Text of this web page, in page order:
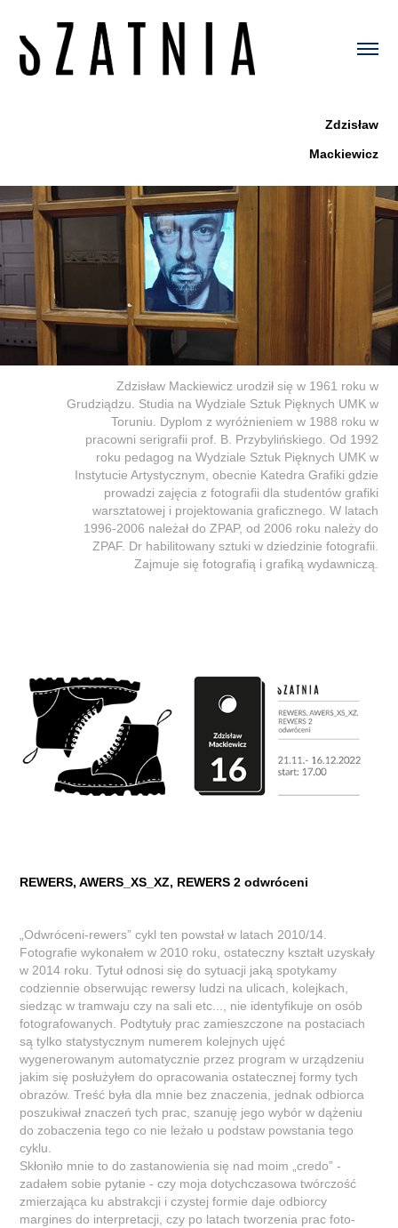
Zdzisław
Mackiewicz
Zdzisław Mackiewicz urodził się w 1961 roku w
Grudziądzu. Studia na Wydziale Sztuk Pięknych UMK w
Toruniu. Dyplom z wyróżnieniem w 1988 roku w
pracowni serigrafii prof. B. Przybylińskiego. Od 1992
roku pedagog na Wydziale Sztuk Pięknych UMK w
Instytucie Artystycznym, obecnie Katedra Grafiki gdzie
prowadzi zajęcia z fotografii dla studentów grafiki
warsztatowej i projektowania graficznego. W latach
1996-2006 należał do ZPAP, od 2006 roku należy do
ZPAF. Dr habilitowany sztuki w dziedzinie fotografii.
Zajmuje się fotografią i grafiką wydawniczą.
REWERS, AWERS_XS_XZ, REWERS 2 odwróceni
„Odwróceni-rewers” cykl ten powstał w latach 2010/14.
Fotografie wykonałem w 2010 roku, ostateczny kształt uzyskały
w 2014 roku. Tytuł odnosi się do sytuacji jaką spotykamy
codziennie obserwując rewersy ludzi na ulicach, kolejkach,
siedząc w tramwaju czy na sali etc..., nie identyfikuje on osób
fotografowanych. Podtytuły prac zamieszczone na postaciach
są tylko statystycznym numerem kolejnych ujęć
wygenerowanym automatycznie przez program w urządzeniu
jakim się posłużyłem do opracowania ostatecznej formy tych
obrazów. Treść była dla mnie bez znaczenia, jednak odbiorca
poszukiwał znaczeń tych prac, szanuję jego wybór w dążeniu
do zobaczenia tego co nie leżało u podstaw powstania tego
cyklu.
Skłoniło mnie to do zastanowienia się nad moim „credo” -
zadałem sobie pytanie - czy moja dotychczasowa twórczość
zmierzająca ku abstrakcji i czystej formie daje odbiorcy
margines do interpretacji, czy po latach tworzenia prac foto-